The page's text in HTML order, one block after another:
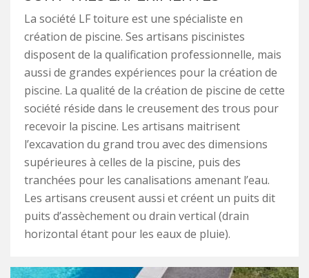
La société LF toiture est une spécialiste en
création de piscine. Ses artisans piscinistes
disposent de la qualification professionnelle, mais
aussi de grandes expériences pour la création de
piscine. La qualité de la création de piscine de cette
société réside dans le creusement des trous pour
recevoir la piscine. Les artisans maitrisent
l’excavation du grand trou avec des dimensions
supérieures à celles de la piscine, puis des
tranchées pour les canalisations amenant l’eau.
Les artisans creusent aussi et créent un puits dit
puits d’assèchement ou drain vertical (drain
horizontal étant pour les eaux de pluie).